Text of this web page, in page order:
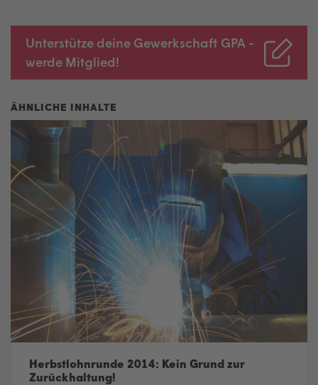
Unterstütze deine Gewerkschaft GPA -
werde Mitglied!
Herbstlohnrunde 2014: Kein Grund zur
Zurückhaltung!